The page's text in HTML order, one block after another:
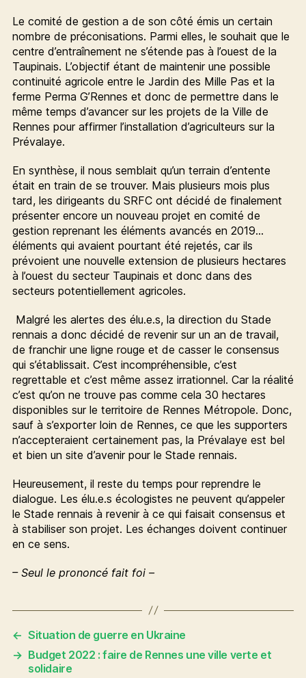
Le comité de gestion a de son côté émis un certain
nombre de préconisations. Parmi elles, le souhait que le
centre d’entraînement ne s’étende pas à l’ouest de la
Taupinais. L’objectif étant de maintenir une possible
continuité agricole entre le Jardin des Mille Pas et la
ferme Perma G’Rennes et donc de permettre dans le
même temps d’avancer sur les projets de la Ville de
Rennes pour affirmer l’installation d’agriculteurs sur la
Prévalaye.
En synthèse, il nous semblait qu’un terrain d’entente
était en train de se trouver. Mais plusieurs mois plus
tard, les dirigeants du SRFC ont décidé de finalement
présenter encore un nouveau projet en comité de
gestion reprenant les éléments avancés en 2019…
éléments qui avaient pourtant été rejetés, car ils
prévoient une nouvelle extension de plusieurs hectares
à l’ouest du secteur Taupinais et donc dans des
secteurs potentiellement agricoles.
Malgré les alertes des élu.e.s, la direction du Stade
rennais a donc décidé de revenir sur un an de travail,
de franchir une ligne rouge et de casser le consensus
qui s’établissait. C’est incompréhensible, c’est
regrettable et c’est même assez irrationnel. Car la réalité
c’est qu’on ne trouve pas comme cela 30 hectares
disponibles sur le territoire de Rennes Métropole. Donc,
sauf à s’exporter loin de Rennes, ce que les supporters
n’accepteraient certainement pas, la Prévalaye est bel
et bien un site d’avenir pour le Stade rennais.
Heureusement, il reste du temps pour reprendre le
dialogue. Les élu.e.s écologistes ne peuvent qu’appeler
le Stade rennais à revenir à ce qui faisait consensus et
à stabiliser son projet. Les échanges doivent continuer
en ce sens.
– Seul le prononcé fait foi –
← Situation de guerre en Ukraine
→ Budget 2022 : faire de Rennes une ville verte et
solidaire